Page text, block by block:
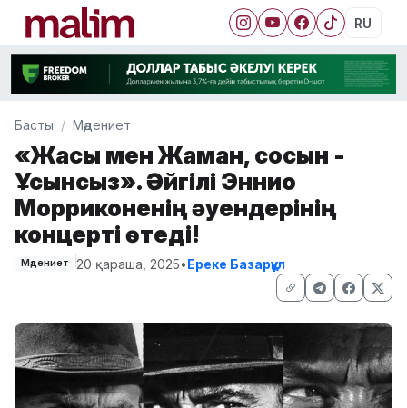
RU
Басты Мәдениет
«Жақсы мен Жаман, сосын -
Ұсқынсыз». Әйгілі Эннио
Морриконенің әуендерінің
концерті өтеді!
Мәдениет 20 қараша, 2025•Ереке Базарқұл